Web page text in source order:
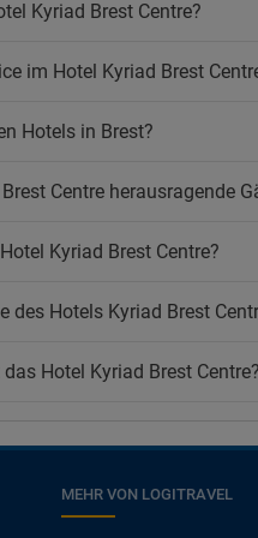
Kyriad Brest Centre?
im Hotel Kyriad Brest
Hotels in Brest?
Centre herausragende
Kyriad Brest Centre?
des Hotels Kyriad Brest
Hotel Kyriad Brest Centre?
MEHR VON LOGITRAVEL